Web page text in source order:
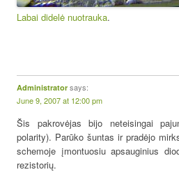
Labai didelė nuotrauka.
Administrator says:
June 9, 2007 at 12:00 pm
Šis pakrovėjas bijo neteisingai
polarity). Parūko šuntas ir pradėjo
schemoje įmontuosiu apsauginius
rezistorių.